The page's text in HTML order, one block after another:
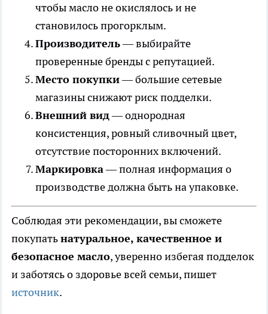
чтобы масло не окислялось и не
становилось прогорклым.
Производитель— выбирайте
проверенные бренды с репутацией.
Место покупки— большие сетевые
магазины снижают риск подделки.
Внешний вид— однородная
консистенция, ровный сливочный цвет,
отсутствие посторонних включений.
Маркировка— полная информация о
производстве должна быть на упаковке.
Соблюдая эти рекомендации, вы сможете
покупатьнатуральное, качественное и
безопасное масло, уверенно избегая подделок
и заботясь о здоровье всей семьи, пишет
источник.